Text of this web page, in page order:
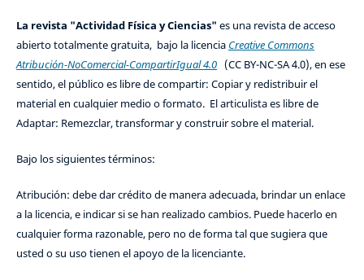
La revista "Actividad Física y Ciencias" es una revista de acceso
abierto totalmente gratuita, bajo la licencia Creative Commons
Atribución-NoComercial-CompartirIgual 4.0(CC BY-NC-SA 4.0), en ese
sentido, el público es libre de compartir: Copiar y redistribuir el
material en cualquier medio o formato. El articulista es libre de
Adaptar: Remezclar, transformar y construir sobre el material.
Bajo los siguientes términos:
Atribución: debe dar crédito de manera adecuada, brindar un enlace
a la licencia, e indicar si se han realizado cambios. Puede hacerlo en
cualquier forma razonable, pero no de forma tal que sugiera que
usted o su uso tienen el apoyo de la licenciante.